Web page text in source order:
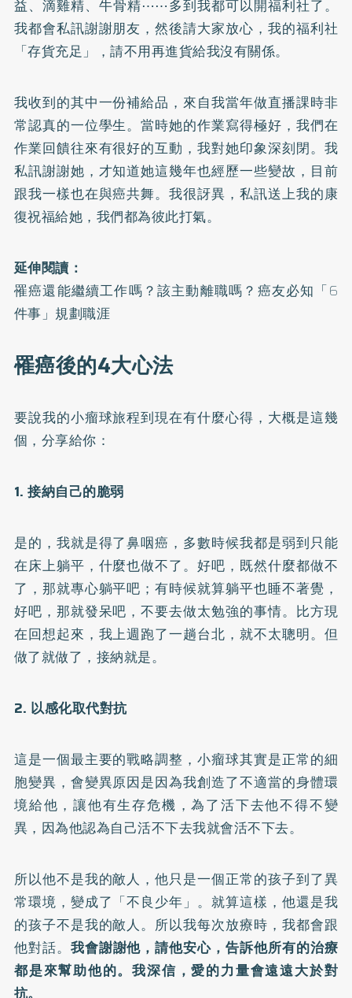
益、滴雞精、牛骨精⋯⋯多到我都可以開福利社了。
我都會私訊謝謝朋友，然後請大家放心，我的福利社
「存貨充足」，請不用再進貨給我沒有關係。
我收到的其中一份補給品，來自我當年做直播課時非
常認真的一位學生。當時她的作業寫得極好，我們在
作業回饋往來有很好的互動，我對她印象深刻閉。我
私訊謝謝她，才知道她這幾年也經歷一些變故，目前
跟我一樣也在與癌共舞。我很訝異，私訊送上我的康
復祝福給她，我們都為彼此打氣。
延伸閱讀：
罹癌還能繼續工作嗎？該主動離職嗎？癌友必知「6
件事」規劃職涯
罹癌後的4大心法
要說我的小瘤球旅程到現在有什麼心得，大概是這幾
個，分享給你：
1. 接納自己的脆弱
是的，我就是得了鼻咽癌，多數時候我都是弱到只能
在床上躺平，什麼也做不了。好吧，既然什麼都做不
了，那就專心躺平吧；有時候就算躺平也睡不著覺，
好吧，那就發呆吧，不要去做太勉強的事情。比方現
在回想起來，我上週跑了一趟台北，就不太聰明。但
做了就做了，接納就是。
2. 以感化取代對抗
這是一個最主要的戰略調整，小瘤球其實是正常的細
胞變異，會變異原因是因為我創造了不適當的身體環
境給他，讓他有生存危機，為了活下去他不得不變
異，因為他認為自己活不下去我就會活不下去。
所以他不是我的敵人，他只是一個正常的孩子到了異
常環境，變成了「不良少年」。就算這樣，他還是我
的孩子不是我的敵人。所以我每次放療時，我都會跟
他對話。 我會謝謝他，請他安心，告訴他所有的治療
都是來幫助他的。我深信，愛的力量會遠遠大於對
抗。